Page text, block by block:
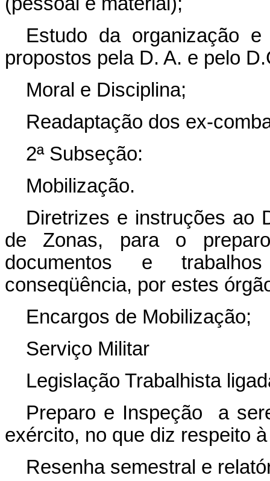
Estudo da organização
propostos pela D. A. e pelo
Moral e Disciplina;
Readaptação dos ex-
2ª Subseção:
Mobilização.
Diretrizes e instruções ao
de Zonas, para o
documentos e
conseqüência, por estes
Encargos de Mobilização;
Serviço Militar
Legislação Trabalhista
Preparo e Inspeção a
exército, no que diz respeito
Resenha semestral e